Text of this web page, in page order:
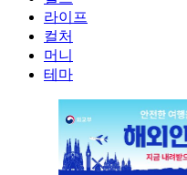
라이프
컬처
머니
테마